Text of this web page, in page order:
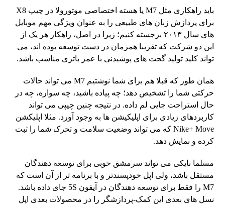
باید راهکاری مثل M7 یا هسته اختصاصی موتورولا در چیپ X8
برای پردازش زبان های طبیعی را به عنوان ویژگی مهم موبایل
های سال ۲۰۱۳ برجسته کنیم؛ زیرا در اصل، راهکار هر یک از
این دو شرکت که تقریبا همزمان در دست توسعه بوده اند، می
تواند کلید تولید گجت های پوشیدنی با عمر باتری مناسب باشد.
همان طور که قبلا هم برای شما نوشتیم M7 می تواند حالات
حرکتی شما را تشخیص دهد؛ چه پیاده باشید، چه سواره، چه در
حال استراحت جایی لم داده. در نتیجه چنین چیپی می تواند
کاربردهای زیادی برای اپلیکیشن ها به وجود آورد. مثلا اپلیکشن
Nike+ Move که می تواند وضعیت سلامت و تحرک شما را ثبت
کرده و نمایش دهد.
مسلما نایکی می تواند سرمشق خوبی برای توسعه دهندگان
مستقل باشد، ولی اپل خودپسندتر و با برنامه تر از آن است که
M7 را فقط برای توسعه دهندگان در آیفون 5S جای داده باشد.
نسل های بعدی این کمک-پردازشگر را در محصولات بعدی اپل